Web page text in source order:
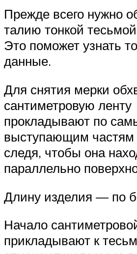
Прежде всего нужно
талию тонкой
Это поможет узнать
данные.
Для снятия мерки
сантиметровую ленту
прокладывают по
выступающим
следя, чтобы она
параллельно
Длину изделия — по
Начало
прикладывают к